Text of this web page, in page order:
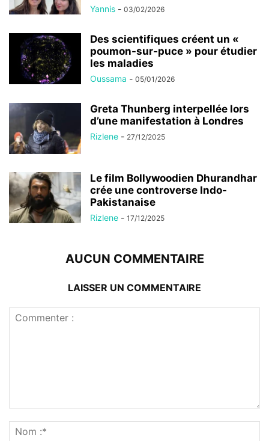
Yannis - 03/02/2026
Des scientifiques créent un «
poumon-sur-puce » pour étudier
les maladies
Oussama - 05/01/2026
Greta Thunberg interpellée lors
d’une manifestation à Londres
Rizlene - 27/12/2025
Le film Bollywoodien Dhurandhar
crée une controverse Indo-
Pakistanaise
Rizlene - 17/12/2025
AUCUN COMMENTAIRE
LAISSER UN COMMENTAIRE